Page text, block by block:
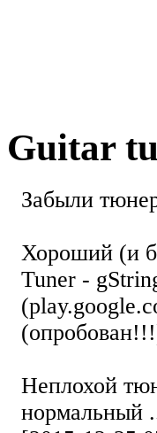
Guitar
Забыли
Хороший (и
Tuner -
Неплохой
нормальный